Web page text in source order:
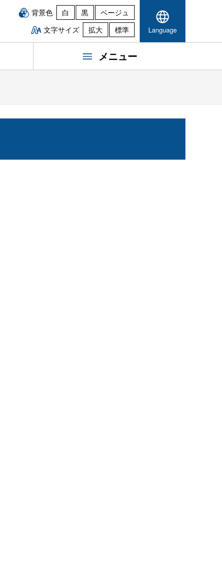
背景色 白 黒
ベージュ
文字サイズ
拡大 標準 Language
メニュー